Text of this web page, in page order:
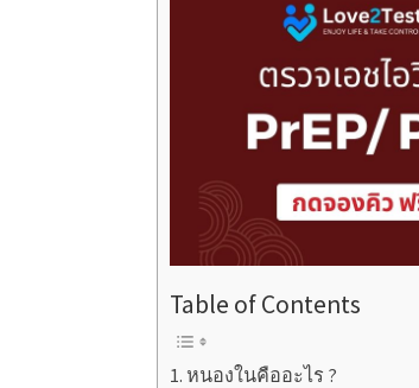
Table of Contents
หนองในคืออะไร ?